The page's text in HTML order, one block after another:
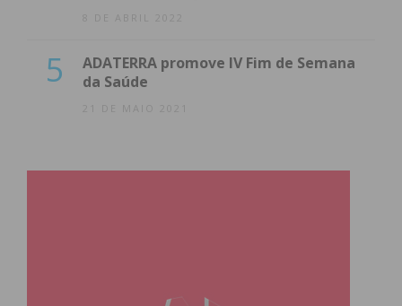
8 DE ABRIL 2022
5
ADATERRA promove IV Fim de Semana
da Saúde
21 DE MAIO 2021